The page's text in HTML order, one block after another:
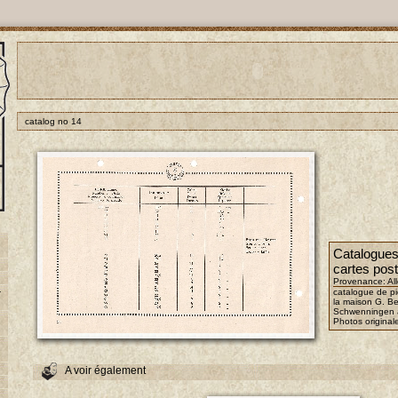
catalog no 14
cartes
Provenance:
catalogue de
la maison G.
Schwenningen
Photos
A voir également